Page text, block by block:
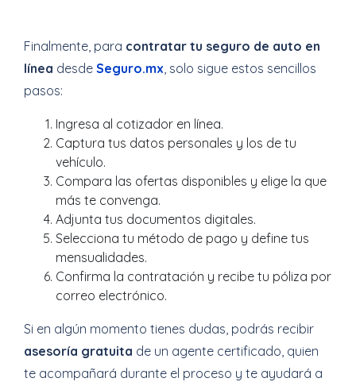
Finalmente, para contratar tu seguro de auto en
línea desde Seguro.mx , solo sigue estos sencillos
pasos:
Ingresa al cotizador en línea.
Captura tus datos personales y los de tu
vehículo.
Compara las ofertas disponibles y elige la que
más te convenga.
Adjunta tus documentos digitales.
Selecciona tu método de pago y define tus
mensualidades.
Confirma la contratación y recibe tu póliza por
correo electrónico.
Si en algún momento tienes dudas, podrás recibir
asesoría gratuita de un agente certificado, quien
te acompañará durante el proceso y te ayudará a